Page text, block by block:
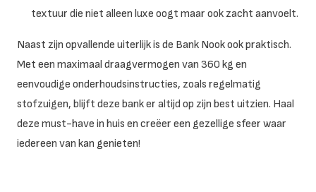
textuur die niet alleen luxe oogt maar ook zacht aanvoelt.
Naast zijn opvallende uiterlijk is de Bank Nook ook praktisch.
Met een maximaal draagvermogen van 360 kg en
eenvoudige onderhoudsinstructies, zoals regelmatig
stofzuigen, blijft deze bank er altijd op zijn best uitzien. Haal
deze must-have in huis en creëer een gezellige sfeer waar
iedereen van kan genieten!